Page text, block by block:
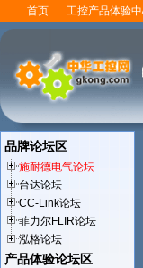
首页 工控产品体验
品牌论坛区
施耐德电气论坛
台达论坛
CC-Link论坛
菲力尔FLIR论坛
泓格论坛
产品体验论坛区